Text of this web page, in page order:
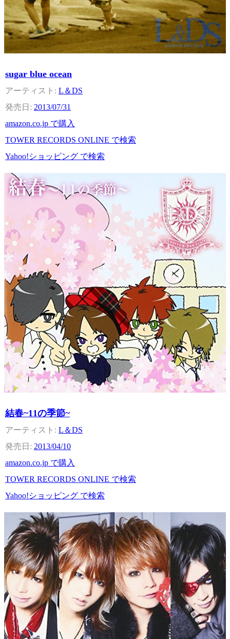
sugar blue ocean
L＆DS
2013/07/31
amazon.co.jp で購入
TOWER RECORDS ONLINE で検索
Yahoo!ショッピング で検索
結春~11の季節~
L＆DS
2013/04/10
amazon.co.jp で購入
TOWER RECORDS ONLINE で検索
Yahoo!ショッピング で検索